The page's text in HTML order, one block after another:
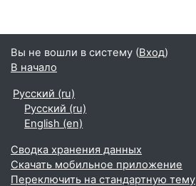
Вы не вошли в систему (Вход)
В начало
Русский ‎(ru)‎
Русский ‎(ru)‎
English ‎(en)‎
Сводка хранения данных
Скачать мобильное приложение
Переключить на стандартную тему